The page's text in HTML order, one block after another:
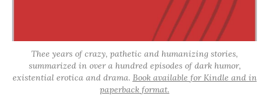
Thee years of crazy, pathetic and humanizing stories,
summarized in over a hundred episodes of dark humor,
existential erotica and drama. Book available for Kindle and in
paperback format.